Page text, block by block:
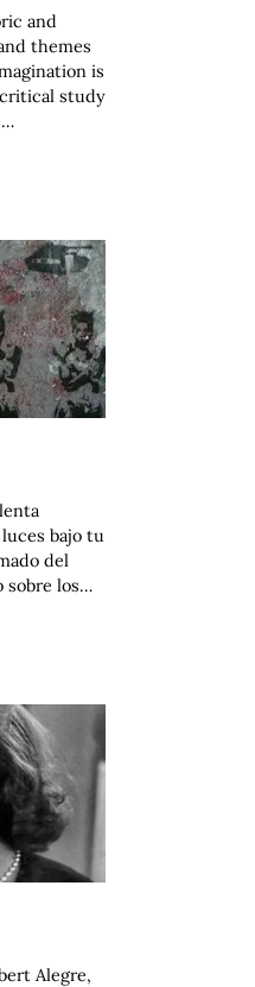
and
themes
is
study
bajo tu
del
sobre los…
Alegre,